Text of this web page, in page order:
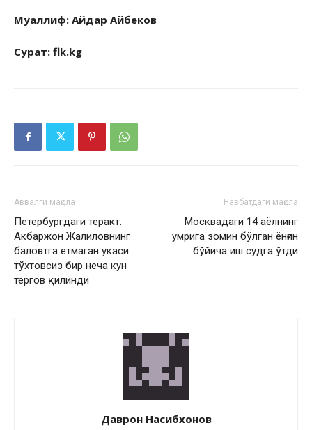
Муаллиф: Айдар Айбеков
Сурат: flk.kg
Аввалги мақола
Петербургдаги теракт:
Акбаржон Жалиловнинг
балоғатга етмаган укаси
тўхтовсиз бир неча кун
тергов қилинди
Навбатдаги мақола
Москвадаги 14 аёлнинг
умрига зомин бўлган ёнғин
бўйича иш судга ўтди
Даврон Насибхонов